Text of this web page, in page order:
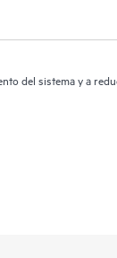
del sistema y a